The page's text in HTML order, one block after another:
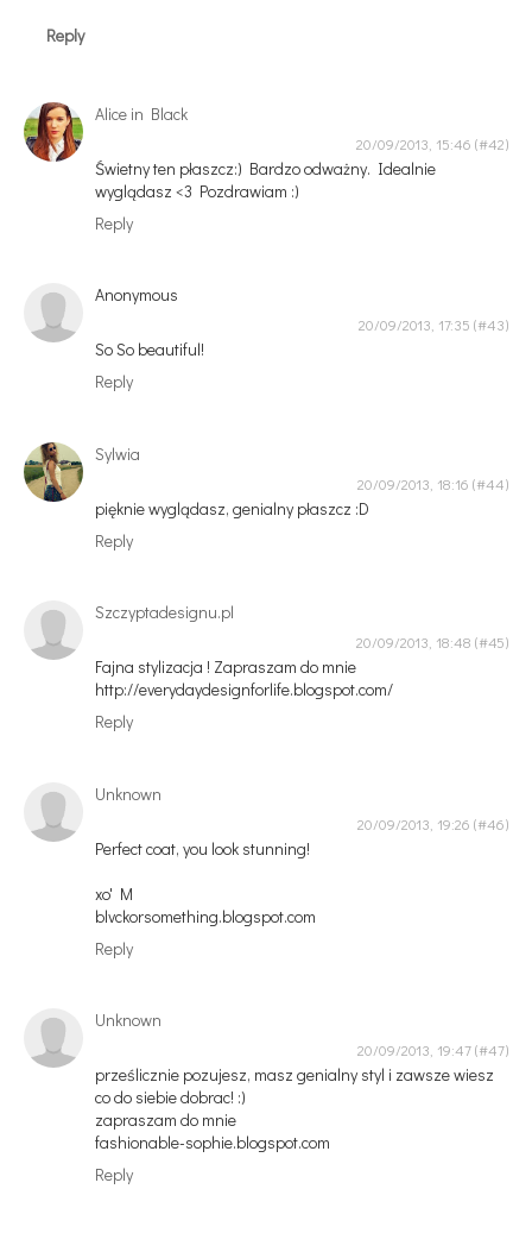
Reply
Alice in Black
20/09/2013, 15:46
Świetny ten płaszcz:) Bardzo odważny. Idealnie
wyglądasz <3 Pozdrawiam :)
Reply
Anonymous
20/09/2013, 17:35
So So beautiful!
Reply
Sylwia
20/09/2013, 18:16
pięknie wyglądasz, genialny płaszcz :D
Reply
Szczyptadesignu.pl
20/09/2013, 18:48
Fajna stylizacja ! Zapraszam do mnie
http://everydaydesignforlife.blogspot.com/
Reply
Unknown
20/09/2013, 19:26
Perfect coat, you look stunning!
xo' M
blvckorsomething.blogspot.com
Reply
Unknown
20/09/2013, 19:47
prześlicznie pozujesz, masz genialny styl i zawsze wiesz
co do siebie dobrac! :)
zapraszam do mnie
fashionable-sophie.blogspot.com
Reply